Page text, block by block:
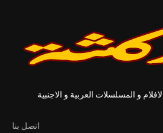
و المسلسلات العربية و الاجنبية
اتصل بنا